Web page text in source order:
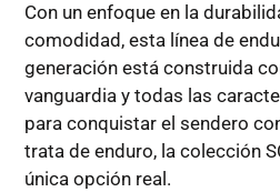
Con un enfoque en la
comodidad, esta línea de
generación está construida
vanguardia y todas las
para conquistar el sendero
trata de enduro, la colección
única opción real.